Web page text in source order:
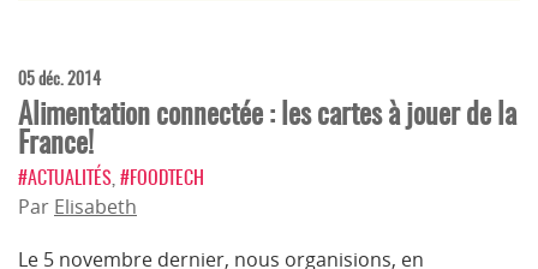
05 déc. 2014
Alimentation connectée : les cartes à jouer de la
France!
#ACTUALITÉS #FOODTECH
Par Elisabeth
Le 5 novembre dernier, nous organisions, en